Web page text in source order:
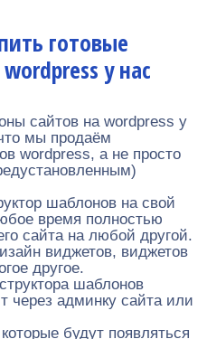
готовые
у нас
сайтов на wordpress у
мы продаём
wordpress, а не просто
шаблонов на свой
время полностью
сайта на любой другой.
виджетов, виджетов
другое.
шаблонов
через админку сайта или
будут появляться